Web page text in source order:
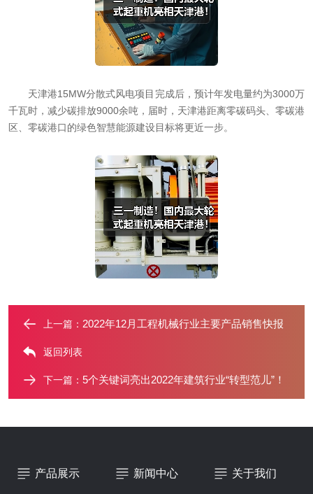
天津港15MW分散式风电项目完成后，预计年发电量约为3000万
千瓦时，减少碳排放9000余吨，届时，天津港距离零碳码头、零碳港
区、零碳港口的绿色智慧能源建设目标将更近一步。
上一篇： 2022年12月工程机械行业主要产品销售快报
返回列表
下一篇： 5个关键词亮出2022年建筑行业“转型范儿”！
产品展示 新闻中心 关于我们